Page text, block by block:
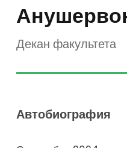
Декан факультета
Автобиография